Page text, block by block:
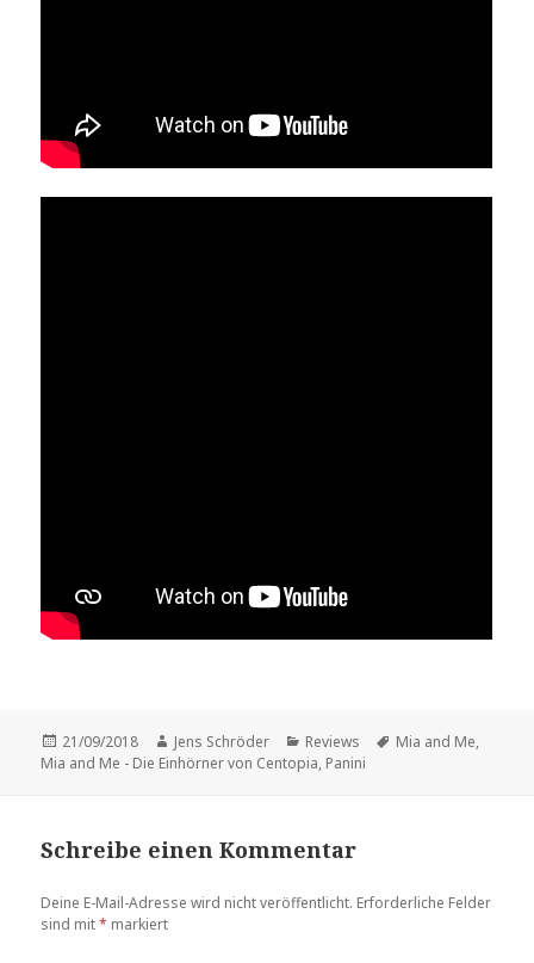
Veröffentlicht
am
21/09/2018 Autor
Jens Schröder Kategorien
Reviews Schlagwörter
Mia and Me,
Mia and Me - Die Einhörner von Centopia, Panini
Schreibe einen Kommentar
Deine E-Mail-Adresse wird nicht veröffentlicht. Erforderliche Felder
sind mit* markiert